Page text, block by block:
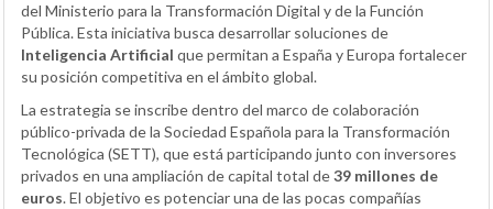
del Ministerio para la Transformación Digital y de la Función
Pública. Esta iniciativa busca desarrollar soluciones de
Inteligencia Artificial que permitan a España y Europa fortalecer
su posición competitiva en el ámbito global.
La estrategia se inscribe dentro del marco de colaboración
público-privada de la Sociedad Española para la Transformación
Tecnológica (SETT), que está participando junto con inversores
privados en una ampliación de capital total de39 millones de
euros. El objetivo es potenciar una de las pocas compañías